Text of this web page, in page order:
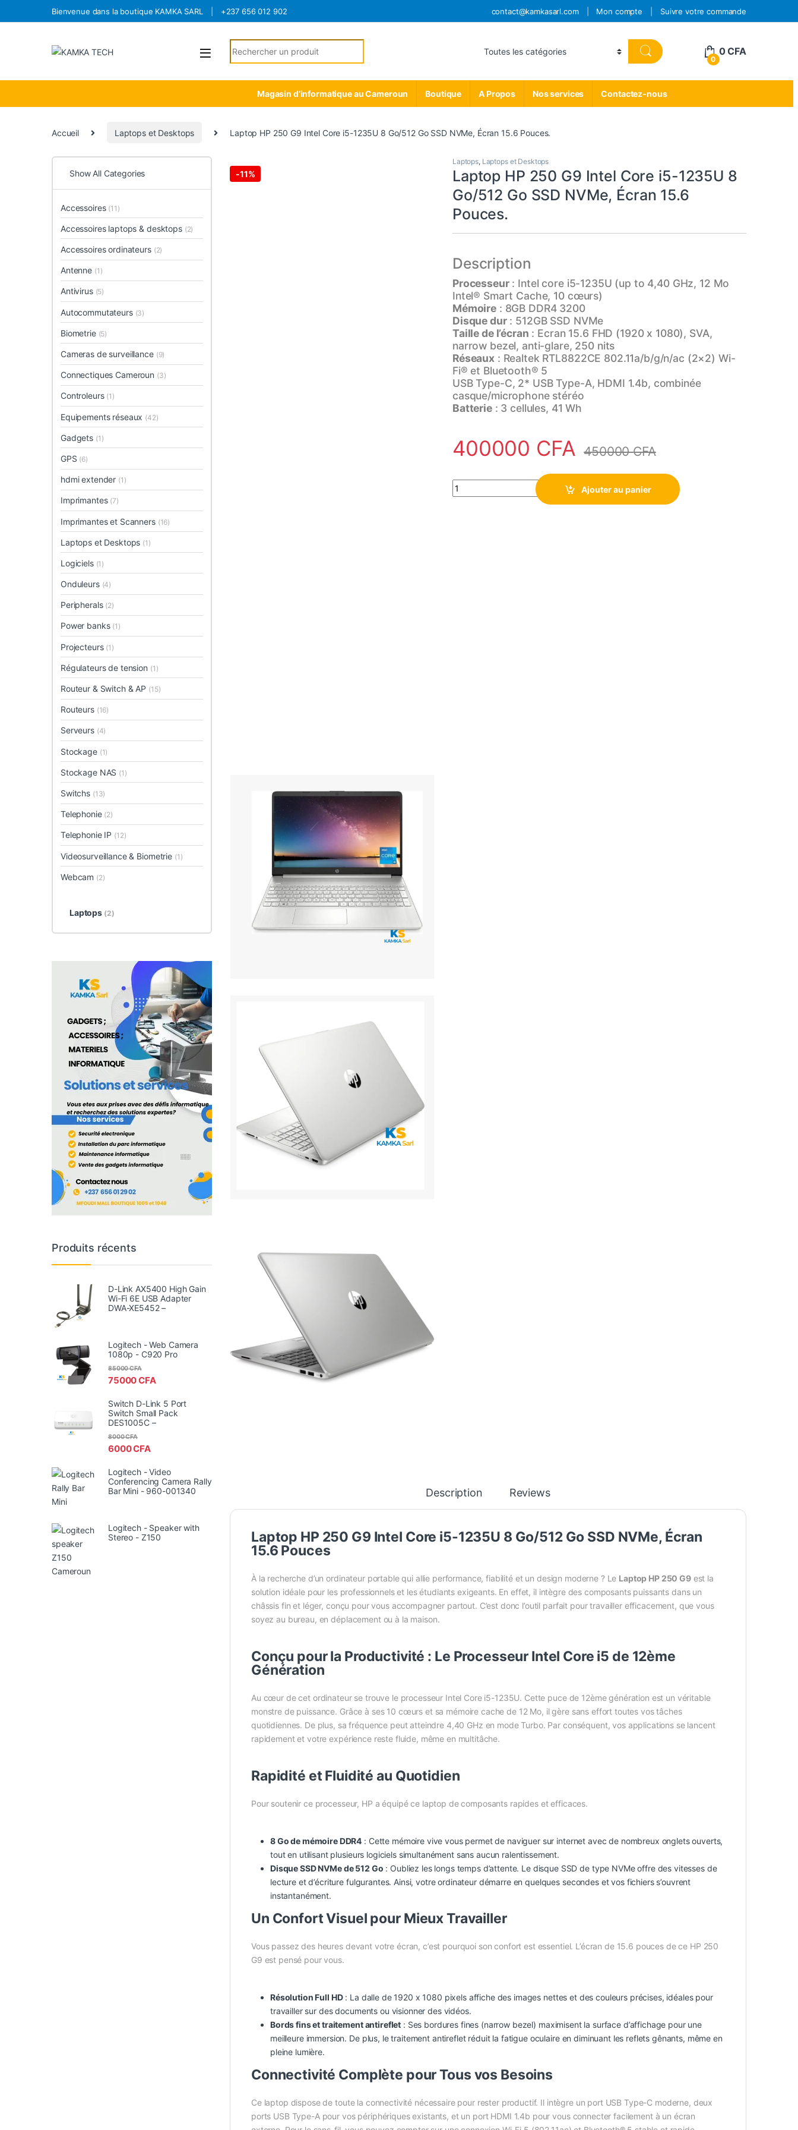
Skip to navigation
Skip to contentBienvenue dans la boutique KAMKA SARL +237 656 012 902 contact@kamkasarl.com Mon compte Suivre votre commande
Search for:
0
0CFA
Magasin d’informatique au Cameroun Boutique A Propos Nos services Contactez-nous
Accueil Laptops et Desktops Laptop HP 250 G9 Intel Core i5-1235U 8 Go/512 Go SSD NVMe, Écran 15.6 Pouces.
-11%
Laptops, Laptops et Desktops
Laptop HP 250 G9 Intel Core i5-1235U 8
Go/512 Go SSD NVMe, Écran 15.6
Pouces.
Description
Processeur: Intel core i5-1235U (up to 4,40 GHz, 12 Mo
Intel® Smart Cache, 10 cœurs)
Mémoire : 8GB DDR4 3200
Disque dur: 512GB SSD NVMe
Taille de l’écran : Ecran 15.6 FHD (1920 x 1080), SVA,
narrow bezel, anti-glare, 250 nits
Réseaux : Realtek RTL8822CE 802.11a/b/g/n/ac (2×2) Wi-
Fi® et Bluetooth® 5
USB Type-C, 2* USB Type-A, HDMI 1.4b, combinée
casque/microphone stéréo
Batterie: 3 cellules, 41 Wh
400000 CFA 450000CFA
Laptop HP 250 G9 Intel Core i5-1235U 8 Go/512 Go SSD NVMe, Écran 15.6 Pouces.
Ajouter au panier
Description Reviews
Laptop HP 250 G9 Intel Core i5-1235U 8 Go/512 Go SSD NVMe, Écran
15.6 Pouces
À la recherche d’un ordinateur portable qui allie performance, fiabilité et un design moderne ? Le Laptop HP 250 G9est la
solution idéale pour les professionnels et les étudiants exigeants. En effet, il intègre des composants puissants dans un
châssis fin et léger, conçu pour vous accompagner partout. C’est donc l’outil parfait pour travailler efficacement, que vous
soyez au bureau, en déplacement ou à la maison.
Conçu pour la Productivité : Le Processeur Intel Core i5 de 12ème
Génération
Au cœur de cet ordinateur se trouve le processeur Intel Core i5-1235U. Cette puce de 12ème génération est un véritable
monstre de puissance. Grâce à ses 10 cœurs et sa mémoire cache de 12 Mo, il gère sans effort toutes vos tâches
quotidiennes. De plus, sa fréquence peut atteindre 4,40 GHz en mode Turbo. Par conséquent, vos applications se lancent
rapidement et votre expérience reste fluide, même en multitâche.
Rapidité et Fluidité au Quotidien
Pour soutenir ce processeur, HP a équipé ce laptop de composants rapides et efficaces.
8 Go de mémoire DDR4 : Cette mémoire vive vous permet de naviguer sur internet avec de nombreux onglets ouverts,
tout en utilisant plusieurs logiciels simultanément sans aucun ralentissement.
Disque SSD NVMe de 512 Go : Oubliez les longs temps d’attente. Le disque SSD de type NVMe offre des vitesses de
lecture et d’écriture fulgurantes. Ainsi, votre ordinateur démarre en quelques secondes et vos fichiers s’ouvrent
instantanément.
Un Confort Visuel pour Mieux Travailler
Vous passez des heures devant votre écran, c’est pourquoi son confort est essentiel. L’écran de 15.6 pouces de ce HP 250
G9 est pensé pour vous.
Résolution Full HD: La dalle de 1920 x 1080 pixels affiche des images nettes et des couleurs précises, idéales pour
travailler sur des documents ou visionner des vidéos.
Bords fins et traitement antireflet : Ses bordures fines (narrow bezel) maximisent la surface d’affichage pour une
meilleure immersion. De plus, le traitement antireflet réduit la fatigue oculaire en diminuant les reflets gênants, même en
pleine lumière.
Connectivité Complète pour Tous vos Besoins
Ce laptop dispose de toute la connectivité nécessaire pour rester productif. Il intègre un port USB Type-C moderne, deux
ports USB Type-A pour vos périphériques existants, et un port HDMI 1.4b pour vous connecter facilement à un écran
Show All Categories
Accessoires (11)
Accessoires laptops & desktops (2)
Accessoires ordinateurs (2)
Antenne (1)
Antivirus (5)
Autocommutateurs (3)
Biometrie (5)
Cameras de surveillance (9)
Connectiques Cameroun (3)
Controleurs (1)
Equipements réseaux (42)
Gadgets (1)
GPS (6)
hdmi extender (1)
Imprimantes (7)
Imprimantes et Scanners (16)
Laptops et Desktops (1)
Logiciels (1)
Onduleurs (4)
Peripherals (2)
Power banks (1)
Projecteurs (1)
Régulateurs de tension (1)
Routeur & Switch & AP (15)
Routeurs (16)
Serveurs (4)
Stockage (1)
Stockage NAS (1)
Switchs (13)
Telephonie (2)
Telephonie IP (12)
Videosurveillance & Biometrie (1)
Webcam (2)
Laptops (2)
Produits récents
D-Link AX5400 High Gain
Wi-Fi 6E USB Adapter
DWA-XE5452 –
Logitech - Web Camera
1080p - C920 Pro
75000CFA
85000CFA
Switch D-Link 5 Port
Switch Small Pack
DES1005C –
6000CFA
8000CFA
Logitech - Video
Conferencing Camera Rally
Bar Mini - 960-001340
Logitech - Speaker with
Stereo - Z150